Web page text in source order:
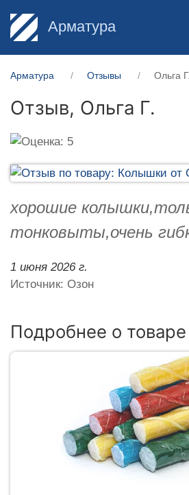
Арматура
Арматура Отзывы Ольга Г.
Отзыв, Ольга Г.
хорошие
тонковыты,очень
1 июня 2026 г.
Источник: Озон
Подробнее о товаре